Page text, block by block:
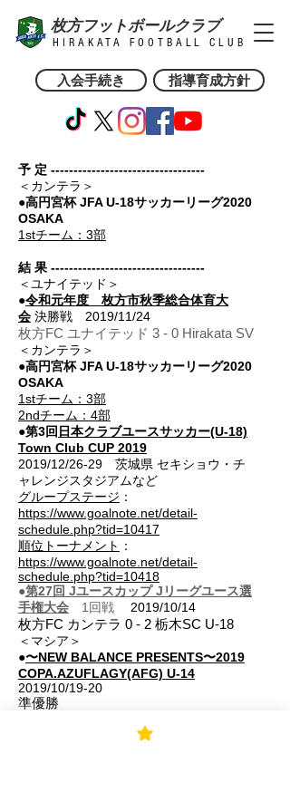
枚方フットボールクラブ
HIRAKATA FOOTBALL CLUB
入会手続き 指導育成方針
予 定 ----------------------------------
＜カンテラ＞
●高円宮杯 JFA U-18サッカーリーグ2020
OSAKA
1stチーム：3部
結 果 ----------------------------------
＜ユナイテッド＞
●令和元年度 枚方市秋季総合体育大
会 決勝戦 2019/11/24
枚方FC ユナイテッド 3 - 0 Hirakata SV
＜カンテラ＞
●高円宮杯 JFA U-18サッカーリーグ2020
OSAKA
1stチーム：3部
2ndチーム：4部
●第3回 日本クラブユースサッカー(U-18)
Town Club CUP 2019
2019/12/26-29 茨城県 セキショウ・チ
ャレンジスタジアムなど
グループステージ ：
https://www.goalnote.net/detail-
schedule.php?tid=10417
​順位トーナメント ：
https://www.goalnote.net/detail-
schedule.php?tid=10418
​●第27回 Jユースカップ Jリーグユース選
手権大会
1回戦 2019/10/14
枚方FC カンテラ 0 - 2 栃木SC U-18
​＜マシア＞
●〜NEW BALANCE PRESENTS〜2019
COPA.AZUFLAGY(AFG) U-14
2019/10/19-20
準優勝
大阪府予選プレーオフ